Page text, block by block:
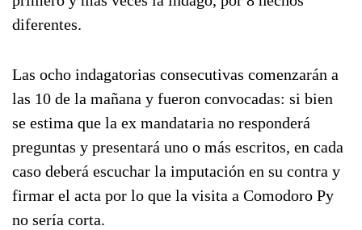
diferentes.
Las ocho indagatorias consecutivas comenzarán a
las 10 de la mañana y fueron convocadas: si bien
se estima que la ex mandataria no responderá
preguntas y presentará uno o más escritos, en cada
caso deberá escuchar la imputación en su contra y
firmar el acta por lo que la visita a Comodoro Py
no sería corta.